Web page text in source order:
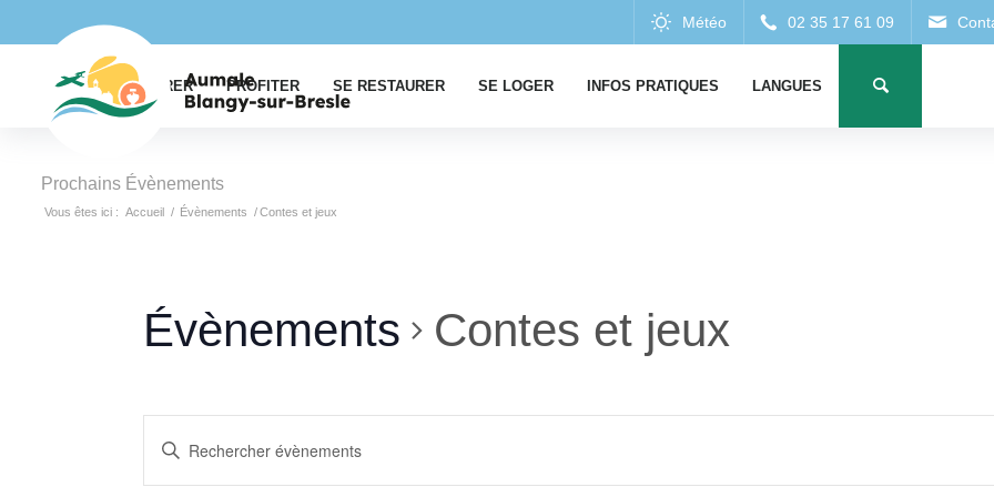
EXPLORER PROFITER SE RESTAURER SE LOGER INFOS PRATIQUES LANGUES
Prochains Évènements
Vous êtes ici : Accueil / Évènements /Contes et jeux
Évènements Contes et jeux
et
Saisir